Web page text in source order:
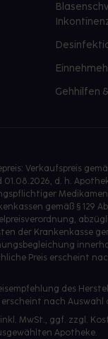
Gehhilfen
Verkaufspreis
d. h.
gemäß § 129
der Krankenkasse
Preis erscheint
des
nach Auswahl
MwSt., ggf. zzgl.
Apotheke.